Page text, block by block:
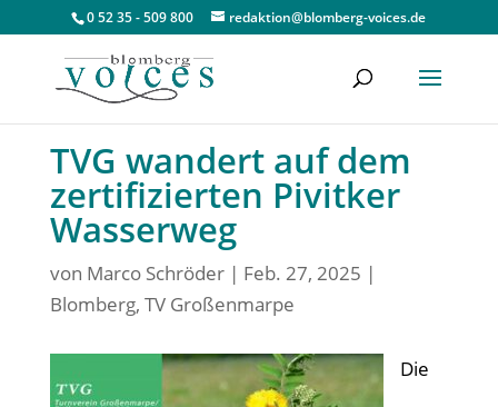
0 52 35 - 509 800 redaktion@blomberg-voices.de
TVG wandert auf dem
zertifizierten Pivitker
Wasserweg
von Marco Schröder| Feb. 27, 2025 |
Blomberg, TV Großenmarpe
Die